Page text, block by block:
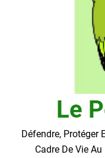
Le
Défendre, Protéger
Cadre De Vie